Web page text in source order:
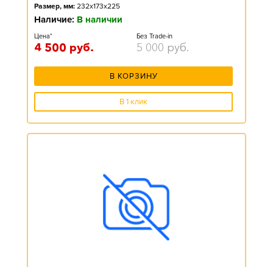
Размер, мм: 232x173x225
Наличие: В наличии
Цена*
4 500 руб.
Без Trade-in
5 000 руб.
В КОРЗИНУ
В 1 клик